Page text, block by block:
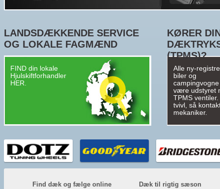
LANDSDÆKKENDE SERVICE
OG LOKALE FAGMÆND
FIND din lokale
Hjulskiftforhandler
HER.
KØRER
(TPMS)?
Alle ny-
biler og
campingvogne
være udstyret
TPMS
tvivl, så
mekaniker.
Find dæk og fælge online Dæk til rigtig sæson